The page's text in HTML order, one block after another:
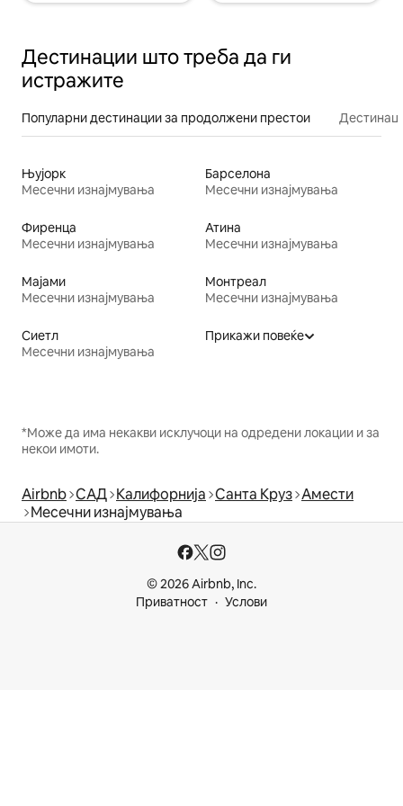
Дестинации што треба да ги
истражите
Популарни дестинации за продолжени престои
Њујорк
Месечни изнајмувања
Барселона
Месечни изнајмувања
Фиренца
Месечни изнајмувања
Атина
Месечни изнајмувања
Мајами
Месечни изнајмувања
Монтреал
Месечни изнајмувања
Сиетл
Месечни изнајмувања
Прикажи повеќе
*Може да има некакви исклучоци на одредени локации и за
некои имоти.
Airbnb САД Калифорнија Санта Круз Амести
Месечни изнајмувања
© 2026 Airbnb, Inc.
Приватност
Услови